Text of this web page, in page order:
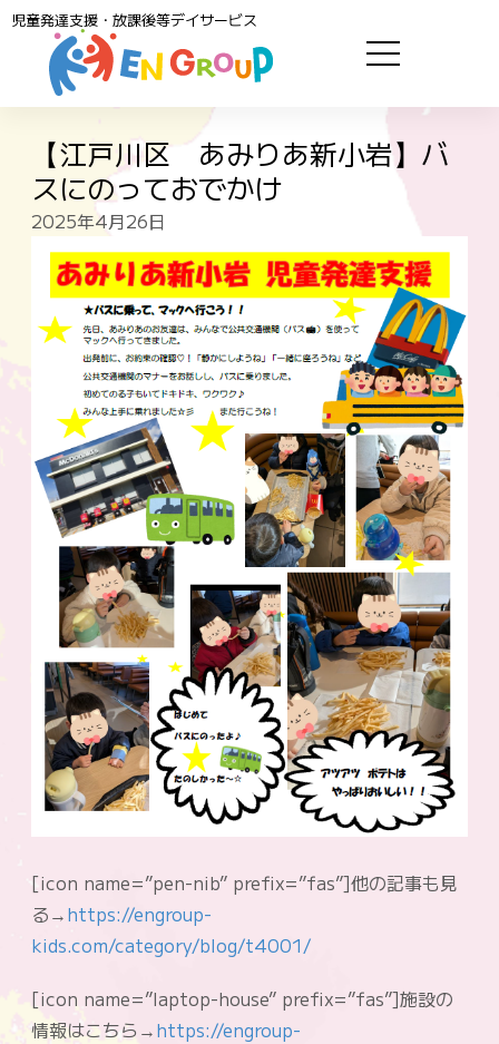
児童発達支援・放課後等デイサービス
【江戸川区 あみりあ新小岩】バ
スにのっておでかけ
2025年4月26日
[icon name=”pen-nib” prefix=”fas”]他の記事も見
る→https://engroup-
kids.com/category/blog/t4001/
[icon name=”laptop-house” prefix=”fas”]施設の
情報はこちら→https://engroup-